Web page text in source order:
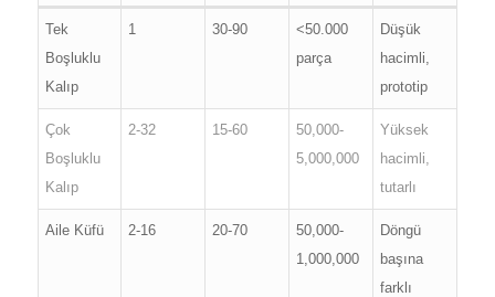
Tek
Boşluklu
Kalıp
1 30-90
<50.000
parça
Düşük
hacimli,
prototip
Çok
Boşluklu
Kalıp
2-32 15-60
50,000-
5,000,000
Yüksek
hacimli,
tutarlı
Aile Küfü 2-16 20-70
50,000-
1,000,000
Döngü
başına
farklı